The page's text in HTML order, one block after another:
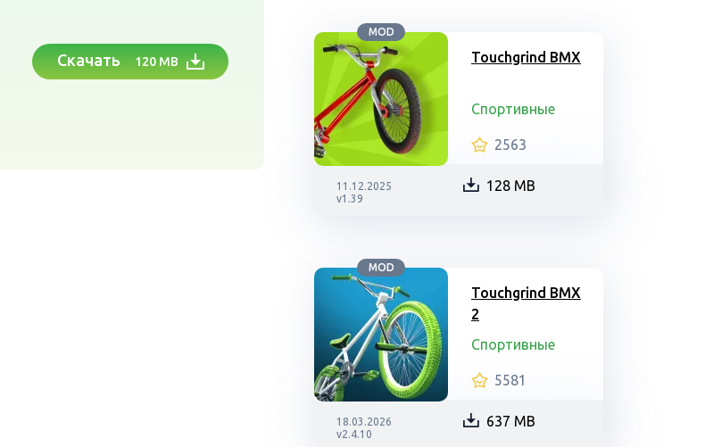
Скачать 120 MB
MOD
Touchgrind BMX
Спортивные
2563
11.12.2025
v1.39
128 MB
MOD
Touchgrind BMX
2
Спортивные
5581
18.03.2026
v2.4.10
637 MB